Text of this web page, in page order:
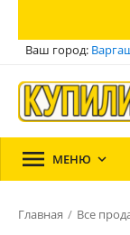
Ваш город:
 МЕНЮ 
Главная / Все